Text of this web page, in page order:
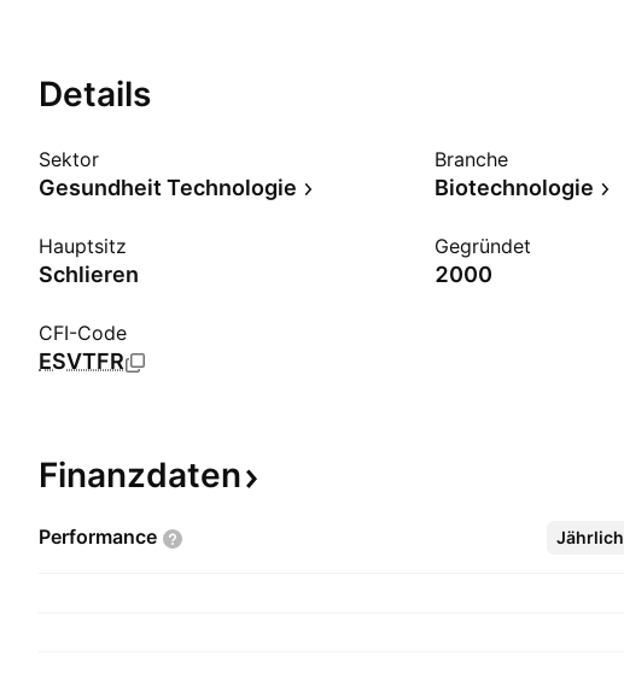
Details
Sektor
Gesundheit Technologie
Branche
Biotechnologie
Hauptsitz
Schlieren
Gegründet
2000
CFI-Code
ESVTFR
Finanzdaten
Performance Jährlich
Mehr